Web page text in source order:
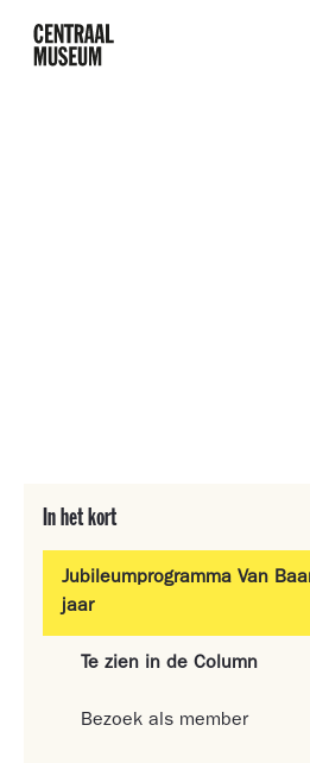
In het kort
Jubileumprogramma Van
jaar
Te zien in de Column
Bezoek als member